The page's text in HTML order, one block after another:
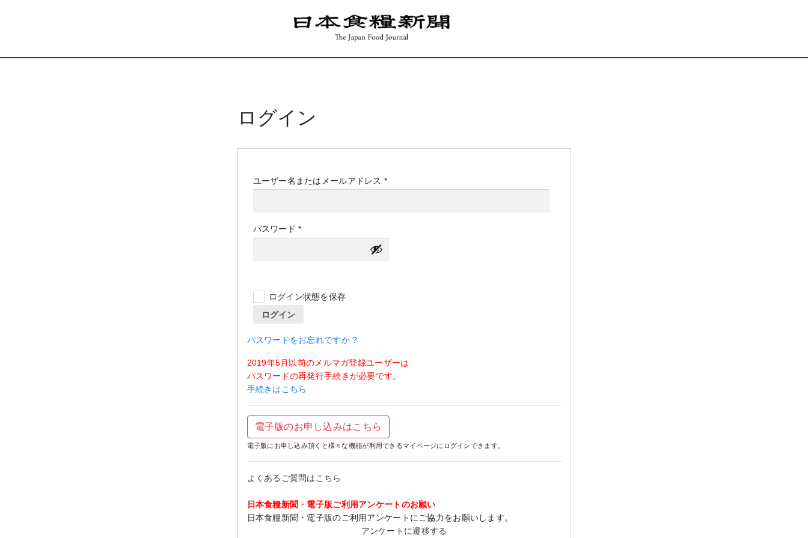
ログイン
ユーザー名またはメールアドレス *必
パスワード*必
須
ログイン状態を保存
ログイン
パスワードをお忘れですか ?
2019年5月以前のメルマガ登録ユーザーは
パスワードの再発行手続きが必要です。
手続きはこちら
電子版のお申し込みはこちら
電子版にお申し込み頂くと様々な機能が利用できるマイページにログインできます。
よくあるご質問はこちら
日本食糧新聞・電子版ご利用アンケートのお願い
日本食糧新聞・電子版のご利用アンケートにご協力をお願いします。
アンケートに遷移する